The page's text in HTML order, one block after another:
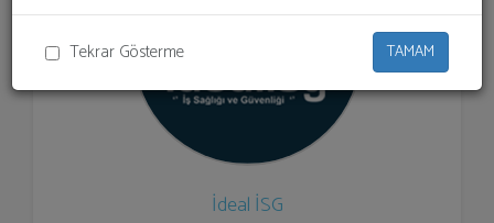
Tekrar Gösterme TAMAM
İdeal İSG